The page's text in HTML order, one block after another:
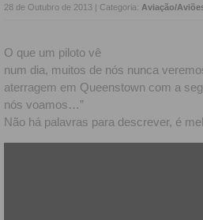
28 de Outubro de 2013 | Categoria: Aviação/
O que um piloto vê
num dia, muitos de nós nunca
aterragem em Queenstown com a
nós voamos…”
Não há palavras para descrever, é